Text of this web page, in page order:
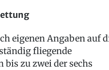
eigenen Angaben auf
fliegende
zu zwei der sechs